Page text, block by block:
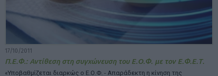
17/10/2011
Π.Ε.Φ.: Αντίθεση στη συγχώνευση του Ε.Ο.Φ. με τον Ε.Φ.Ε.Τ.
«Υποβαθμίζεται διαρκώς ο Ε.Ο.Φ. - Απαράδεκτη η κίνηση της